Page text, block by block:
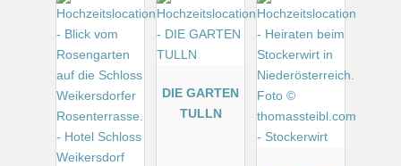
DIE GARTEN
TULLN